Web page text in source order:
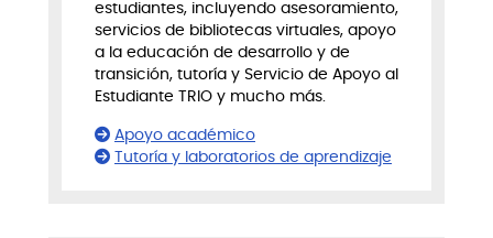
estudiantes, incluyendo asesoramiento,
servicios de bibliotecas virtuales, apoyo
a la educación de desarrollo y de
transición, tutoría y Servicio de Apoyo al
Estudiante TRIO y mucho más.
Apoyo académico
Tutoría y laboratorios de aprendizaje